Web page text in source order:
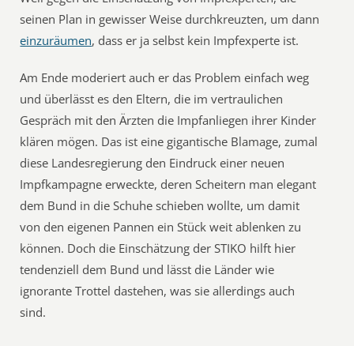
seinen Plan in gewisser Weise durchkreuzten, um dann
einzuräumen, dass er ja selbst kein Impfexperte ist.
Am Ende moderiert auch er das Problem einfach weg
und überlässt es den Eltern, die im vertraulichen
Gespräch mit den Ärzten die Impfanliegen ihrer Kinder
klären mögen. Das ist eine gigantische Blamage, zumal
diese Landesregierung den Eindruck einer neuen
Impfkampagne erweckte, deren Scheitern man elegant
dem Bund in die Schuhe schieben wollte, um damit
von den eigenen Pannen ein Stück weit ablenken zu
können. Doch die Einschätzung der STIKO hilft hier
tendenziell dem Bund und lässt die Länder wie
ignorante Trottel dastehen, was sie allerdings auch
sind.